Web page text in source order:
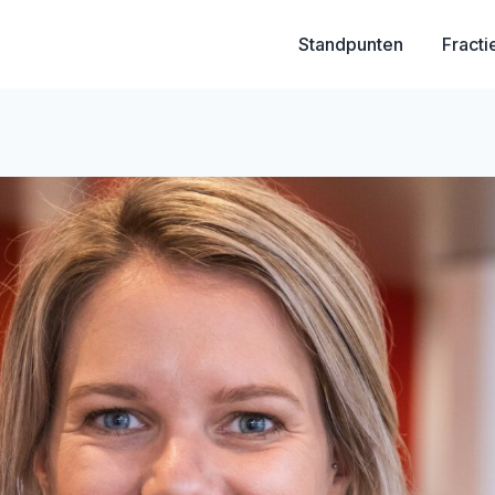
Standpunten